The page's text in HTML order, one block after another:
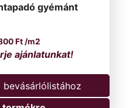
gyémánt
Ft/m2
bevásárlólistához